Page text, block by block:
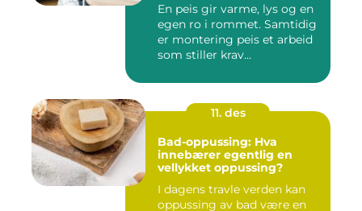
En peis gir varme, lys og en
egen ro i rommet. Samtidig
er montering peis et arbeid
som stiller krav...
11. des
Bad-oppussing: Hva
innebærer egentlig en
vellykket oppussing?
I dagens travle verden kan
oppussing av bad være en